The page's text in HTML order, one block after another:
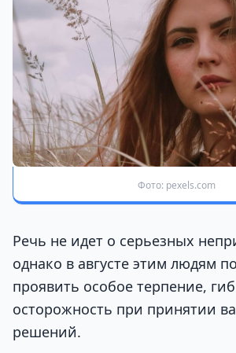
Фото: pexels.com
Речь не идет о серьезных
однако в августе этим людям
проявить особое терпение,
осторожность при принятии
решений.